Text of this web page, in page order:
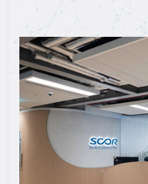
SCOR:
Leading
Global
Reinsurance
Solutions